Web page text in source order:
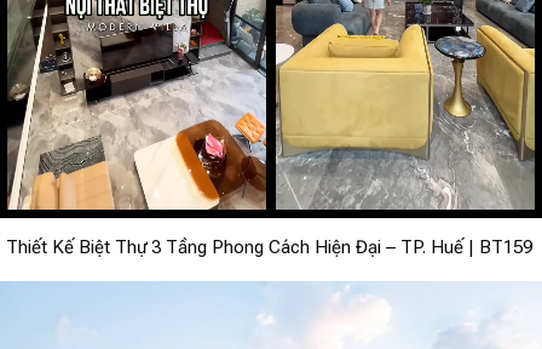
Thiết Kế Biệt Thự 3 Tầng Phong Cách Hiện Đại – TP. Huế | BT159